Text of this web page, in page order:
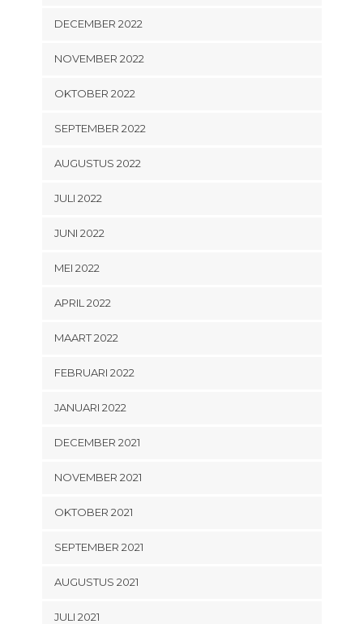
DECEMBER 2022
NOVEMBER 2022
OKTOBER 2022
SEPTEMBER 2022
AUGUSTUS 2022
JULI 2022
JUNI 2022
MEI 2022
APRIL 2022
MAART 2022
FEBRUARI 2022
JANUARI 2022
DECEMBER 2021
NOVEMBER 2021
OKTOBER 2021
SEPTEMBER 2021
AUGUSTUS 2021
JULI 2021